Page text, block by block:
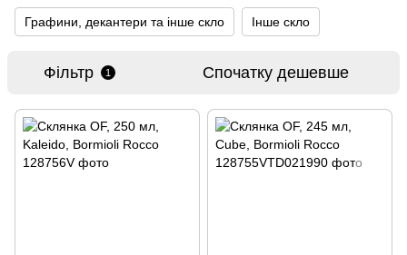
Графини, декантери та інше скло Інше скло
Фільтр 1 Спочатку дешевше